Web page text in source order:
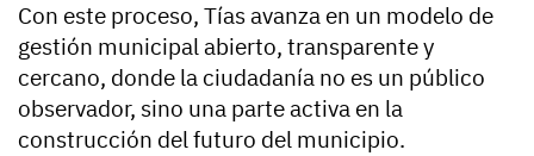
Con este proceso, Tías avanza en un modelo de
gestión municipal abierto, transparente y
cercano, donde la ciudadanía no es un público
observador, sino una parte activa en la
construcción del futuro del municipio.